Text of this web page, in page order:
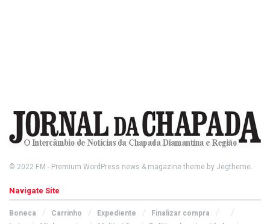
© 2022 FM - Premium WordPress news & magazine theme by Jegtheme.
Navigate Site
Boneca Carrinho Expediente
Finalizar compra